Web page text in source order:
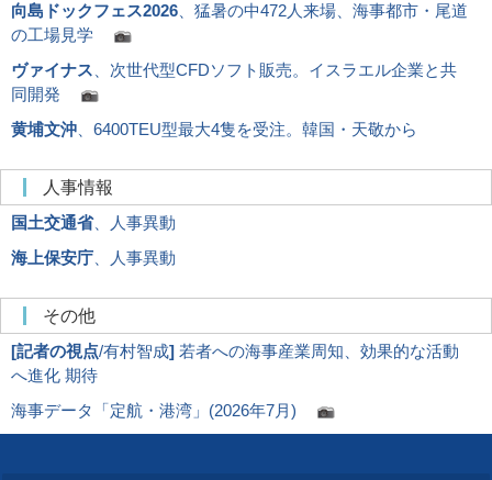
向島ドックフェス2026 、猛暑の中472人来場、海事都市・尾道
の工場見学
ヴァイナス 、次世代型CFDソフト販売。イスラエル企業と共
同開発
黄埔文沖 、6400TEU型最大4隻を受注。韓国・天敬から
人事情報
国土交通省、人事異動
海上保安庁 、人事異動
その他
[記者の視点/有村智成] 若者への海事産業周知、効果的な活動
へ進化 期待
海事データ「定航・港湾」(2026年7月)